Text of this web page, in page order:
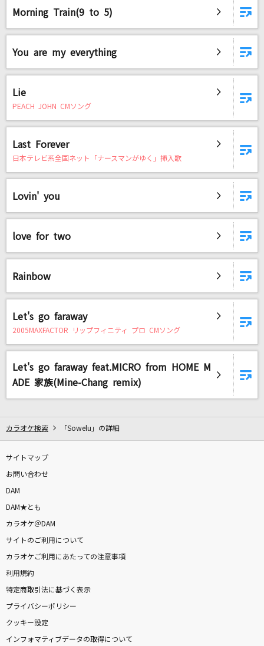
Morning Train(9 to 5)
You are my everything
Lie
PEACH JOHN CMソング
Last Forever
日本テレビ系全国ネット「ナースマンがゆく」挿入歌
Lovin' you
love for two
Rainbow
Let's go faraway
2005MAXFACTOR リップフィニティ プロ CMソング
Let's go faraway feat.MICRO from HOME M
ADE 家族(Mine-Chang remix)
カラオケ検索 「Sowelu」の詳細
サイトマップ
お問い合わせ
DAM
DAM★とも
カラオケ＠DAM
サイトのご利用について
カラオケご利用にあたっての注意事項
利用規約
特定商取引法に基づく表示
プライバシーポリシー
クッキー設定
インフォマティブデータの取得について